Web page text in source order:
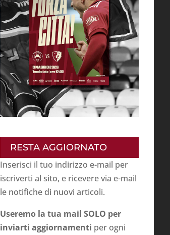
RESTA AGGIORNATO
Inserisci il tuo indirizzo e-mail per
iscriverti al sito, e ricevere via e-mail
le notifiche di nuovi articoli.
Useremo la tua mail SOLO per
inviarti aggiornamenti per ogni